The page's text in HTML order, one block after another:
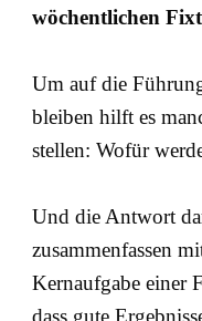
wöchentlichen
Um auf die
bleiben hilft es
stellen: Wofür
Und die Antwort
zusammenfassen
Kernaufgabe einer
dass gute